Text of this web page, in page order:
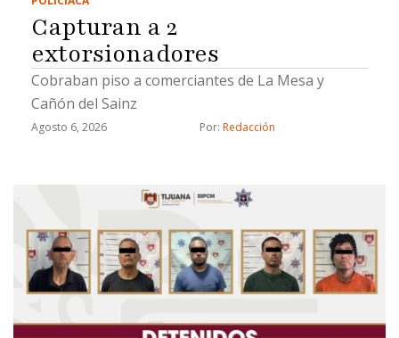
Capturan a 2
extorsionadores
Cobraban piso a comerciantes de La Mesa y
Cañón del Sainz
Agosto 6, 2026 Por: Redacción